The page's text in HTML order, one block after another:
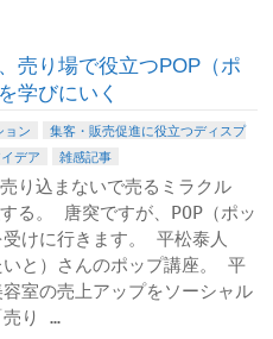
売り場で役立つPOP（ポ
学びにいく
ョン
集客・販売促進に役立つディスプ
デア
雑感記事
り込まないで売るミラクル
る。 唐突ですが、POP（ポッ
けに行きます。 平松泰人
いと）さんのポップ講座。 平
室の売上アップをソーシャル
売り …